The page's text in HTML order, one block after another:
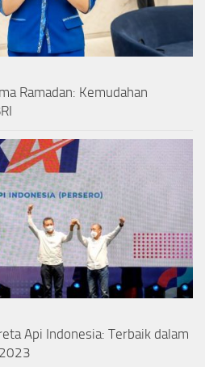
Ramadan: Kemudahan
Api Indonesia: Terbaik dalam